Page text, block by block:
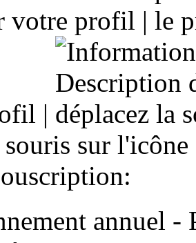
votre profil |
|
sur l'icône
annuel -